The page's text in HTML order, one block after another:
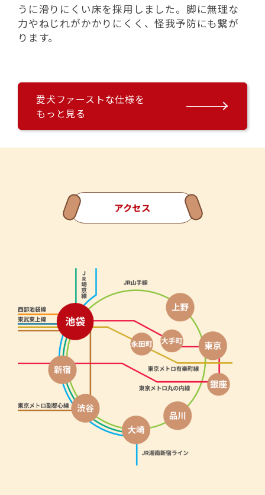
うに滑りにくい床を採用しました。脚に無理な
力やねじれがかかりにくく、怪我予防にも繋が
ります。
愛犬ファーストな仕様を
もっと見る
アクセス